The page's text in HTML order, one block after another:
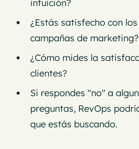
intuición?
¿Estás satisfecho con
campañas de marketing?
¿Cómo mides la
clientes?
Si respondes "no" a
preguntas, RevOps
que estás buscando.